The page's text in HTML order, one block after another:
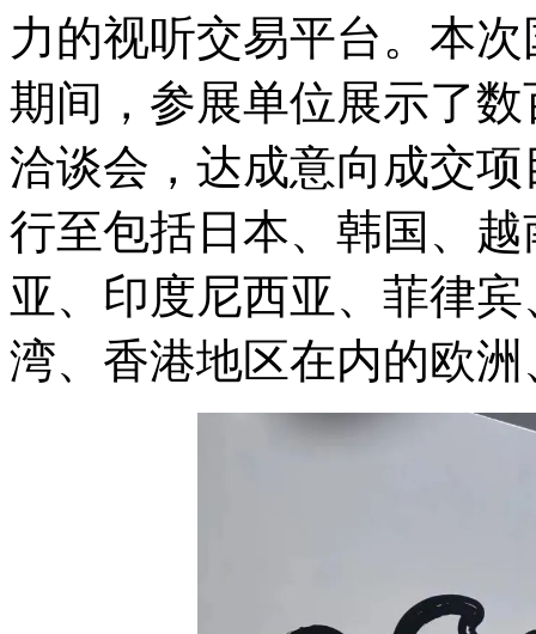
力的视听交易平台。本
期间，参展单位展示了
洽谈会，达成意向成交
行至包括日本、韩国、
亚、印度尼西亚、菲律
湾、香港地区在内的欧